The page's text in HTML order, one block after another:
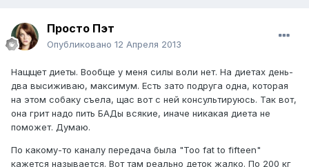
Просто Пэт
Опубликовано 12 Апреля 2013
Нащщет диеты. Вообще у меня силы воли нет. На диетах день-
два высиживаю, максимум. Есть зато подруга одна, которая
на этом собаку съела, щас вот с ней консультируюсь. Так вот,
она грит надо пить БАДы всякие, иначе никакая диета не
поможет. Думаю.
По какому-то каналу передача была "Too fat to fifteen"
кажется называется. Вот там реально деток жалко. По 200 кг